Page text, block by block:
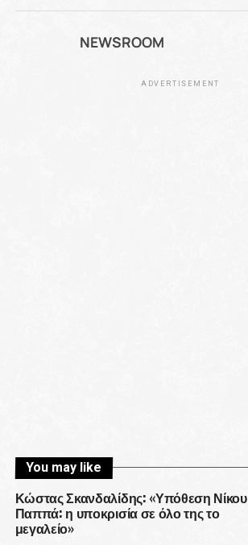
NEWSROOM
ADVERTISEMENT
You may like
Κώστας Σκανδαλίδης: «Υπόθεση Νίκου
Παππά: η υποκρισία σε όλο της το
μεγαλείο»